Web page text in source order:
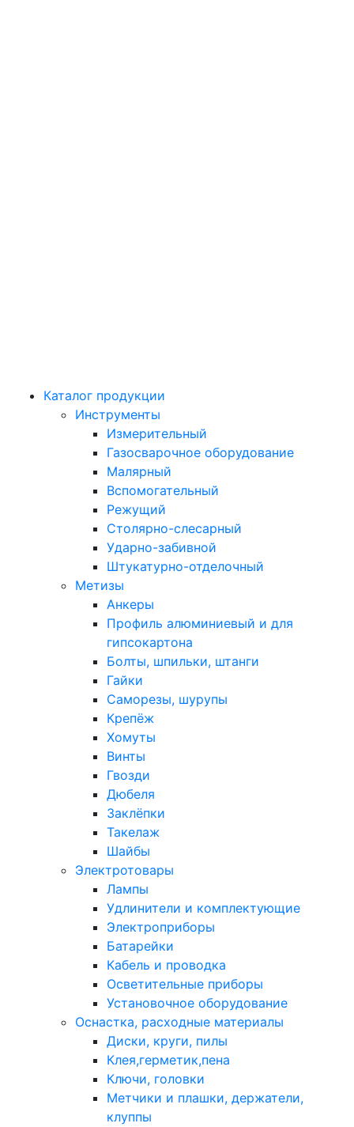
Каталог продукции
Инструменты
Измерительный
Газосварочное оборудование
Малярный
Вспомогательный
Режущий
Столярно-слесарный
Ударно-забивной
Штукатурно-отделочный
Метизы
Анкеры
Профиль алюминиевый и для
гипсокартона
Болты, шпильки, штанги
Гайки
Саморезы, шурупы
Крепёж
Хомуты
Винты
Гвозди
Дюбеля
Заклёпки
Такелаж
Шайбы
Электротовары
Лампы
Удлинители и комплектующие
Электроприборы
Батарейки
Кабель и проводка
Осветительные приборы
Установочное оборудование
Оснастка, расходные материалы
Диски, круги, пилы
Клея,герметик,пена
Ключи, головки
Метчики и плашки, держатели,
клуппы